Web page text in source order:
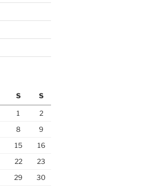
S S
1
2
8
9
15
16
22
23
29
30